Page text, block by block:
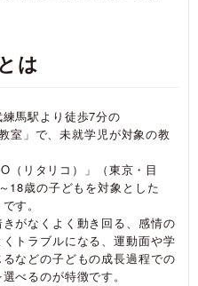
は
馬駅より徒歩7分の
室」で、未就学児が対象の教
（リタリコ）」（東京・目
18歳の子どもを対象とした
す。
がなくよく動き回る、感情の
トラブルになる、運動面や学
などの子どもの成長過程での
べるのが特徴です。